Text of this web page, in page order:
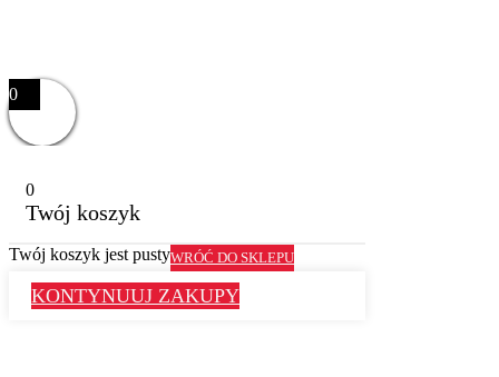
0
0
Twój koszyk
Twój koszyk jest pustyWRÓĆ DO SKLEPU
KONTYNUUJ ZAKUPY